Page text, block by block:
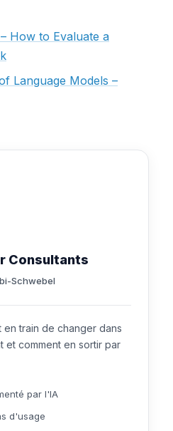
How to Evaluate a
Language Models –
Consultants
Schwebel
train de changer dans
et comment en sortir par
par l'IA
d'usage